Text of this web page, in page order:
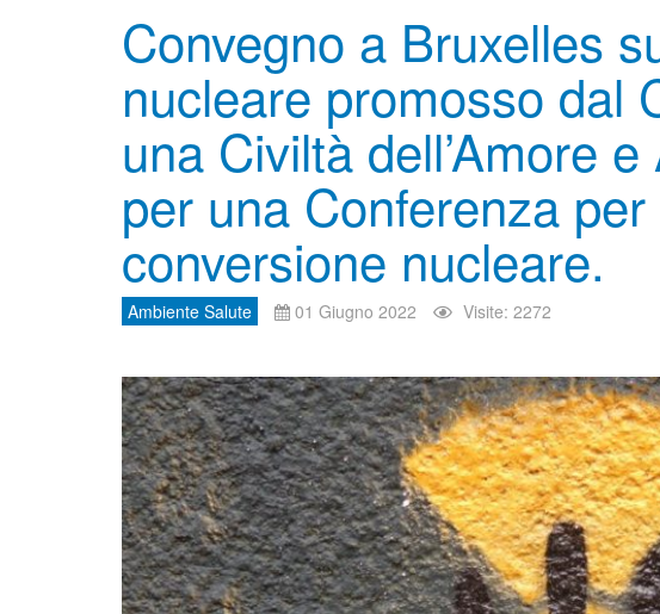
Convegno a Bruxelles
nucleare promosso dal
una Civiltà dell’Amore e
per una Conferenza
conversione nucleare.
Ambiente Salute 01 Giugno 2022 Visite: 2272